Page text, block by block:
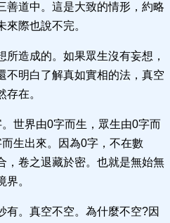
善道中。這是大致的情形，約略
際也說不完。
所造成的。如果眾生沒有妄想，
不明白了解真如實相的法，真空
在。
世界由0字而生，眾生由0字而
生出來。因為0字，不在數
，卷之退藏於密。也就是無始無
。
有。真空不空。為什麼不空?因